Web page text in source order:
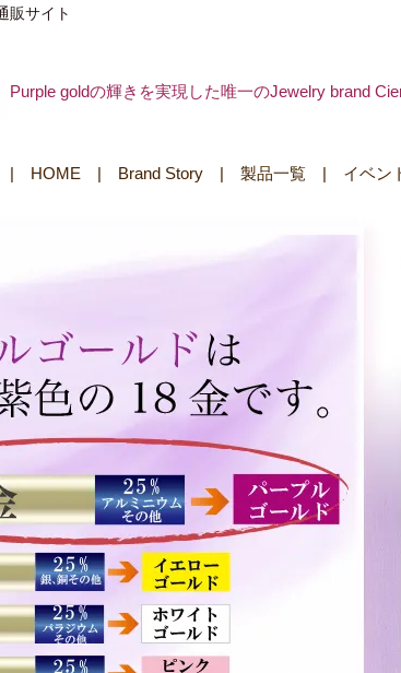
販サイト
Purple goldの輝きを実現した唯一のJewelry brand
| HOME | Brand Story | 製品一覧 | イベン